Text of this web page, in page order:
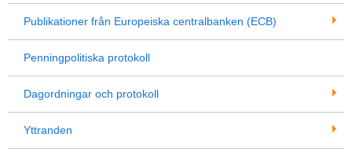
Publikationer från Europeiska centralbanken (ECB)
Penningpolitiska protokoll
Dagordningar och protokoll
Yttranden